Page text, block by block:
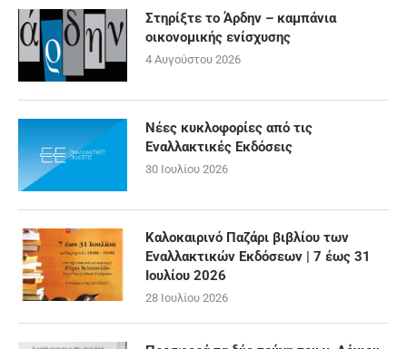
Στηρίξτε το Άρδην – καμπάνια
οικονομικής ενίσχυσης
4 Αυγούστου 2026
Νέες κυκλοφορίες από τις
Εναλλακτικές Εκδόσεις
30 Ιουλίου 2026
Καλοκαιρινό Παζάρι βιβλίου των
Εναλλακτικών Εκδόσεων | 7 έως 31
Ιουλίου 2026
28 Ιουλίου 2026